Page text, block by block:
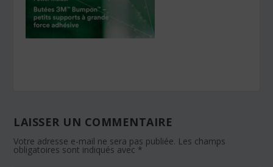
LAISSER UN COMMENTAIRE
Votre adresse e-mail ne sera pas publiée. Les champs
obligatoires sont indiqués avec *